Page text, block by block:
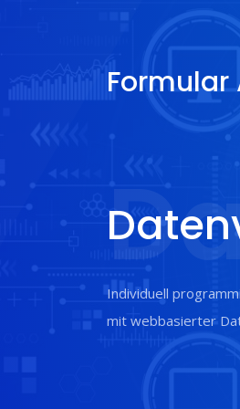
Formular
Individuell
mit webbasierter